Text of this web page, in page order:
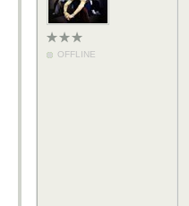
OFFLINE